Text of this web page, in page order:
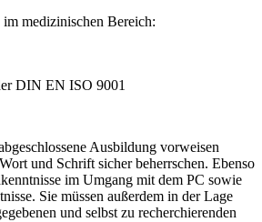
medizinischen Bereich:
DIN EN ISO 9001
Ausbildung vorweisen
und Schrift sicher beherrschen. Ebenso
im Umgang mit dem PC sowie
Sie müssen außerdem in der Lage
und selbst zu recherchierenden